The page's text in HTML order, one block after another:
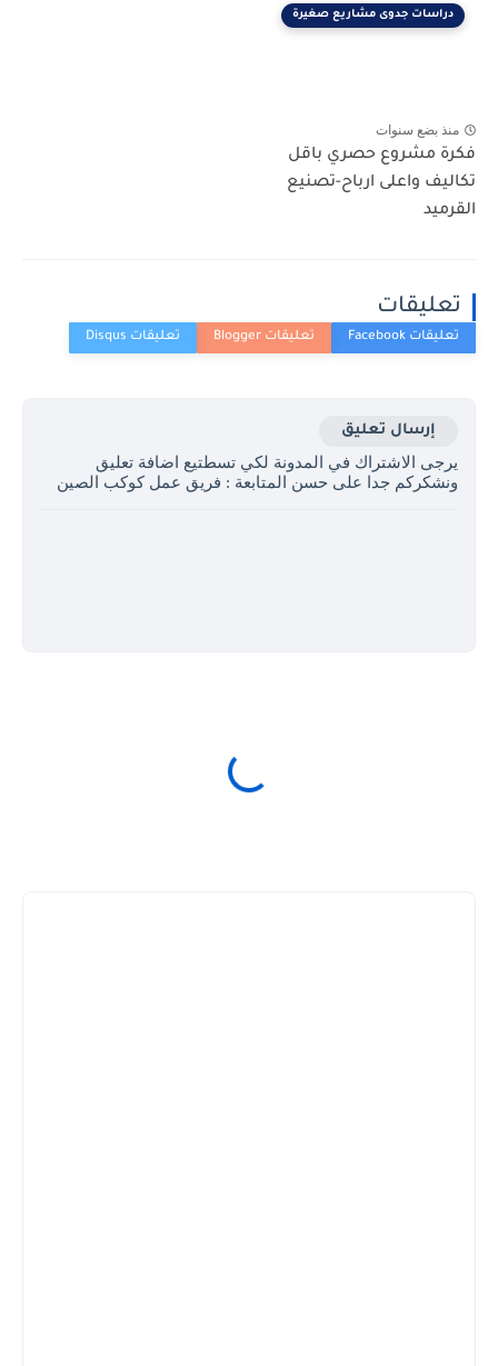
دراسات جدوى مشاريع صغيرة
منذ بضع سنوات
فكرة مشروع حصري باقل
تكاليف واعلى ارباح-تصنيع
القرميد
تعليقات
إرسال تعليق
يرجى الاشتراك في المدونة لكي تسطتيع اضافة تعليق
ونشكركم جدا على حسن المتابعة : فريق عمل كوكب الصين